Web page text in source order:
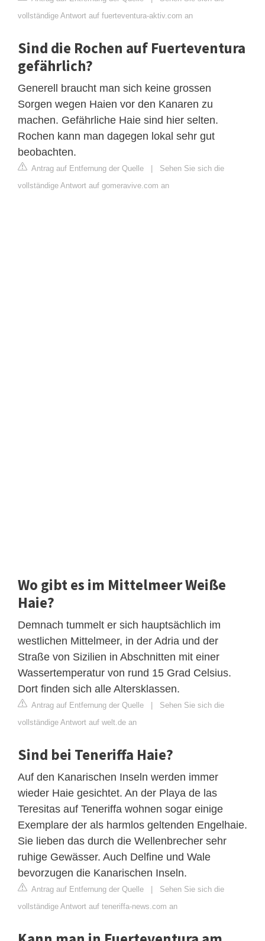
vollständige Antwort auf fuerteventura-aktiv.com an
Sind die Rochen auf Fuerteventura
gefährlich?
Generell braucht man sich keine grossen
Sorgen wegen Haien vor den Kanaren zu
machen. Gefährliche Haie sind hier selten.
Rochen kann man dagegen lokal sehr gut
beobachten.
Antrag auf Entfernung der Quelle | Sehen Sie sich die
vollständige Antwort auf gomeravive.com an
Wo gibt es im Mittelmeer Weiße
Haie?
Demnach tummelt er sich hauptsächlich im
westlichen Mittelmeer, in der Adria und der
Straße von Sizilien in Abschnitten mit einer
Wassertemperatur von rund 15 Grad Celsius.
Dort finden sich alle Altersklassen.
Antrag auf Entfernung der Quelle | Sehen Sie sich die
vollständige Antwort auf welt.de an
Sind bei Teneriffa Haie?
Auf den Kanarischen Inseln werden immer
wieder Haie gesichtet. An der Playa de las
Teresitas auf Teneriffa wohnen sogar einige
Exemplare der als harmlos geltenden Engelhaie.
Sie lieben das durch die Wellenbrecher sehr
ruhige Gewässer. Auch Delfine und Wale
bevorzugen die Kanarischen Inseln.
Antrag auf Entfernung der Quelle | Sehen Sie sich die
vollständige Antwort auf teneriffa-news.com an